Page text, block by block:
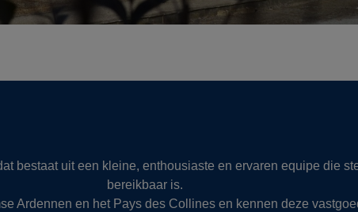
bestaat uit een kleine, enthousiaste en ervaren equipe die
bereikbaar is.
Ardennen en het Pays des Collines en kennen deze